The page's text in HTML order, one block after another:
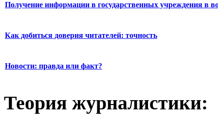
Получение информации в государственных учреждения в
Как добиться доверия читателей: точность
Новости: правда или факт?
Теория журналистики: